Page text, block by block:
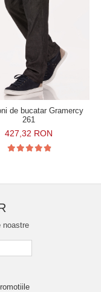
de bucatar Gramercy
261
427,32 RON
noastre